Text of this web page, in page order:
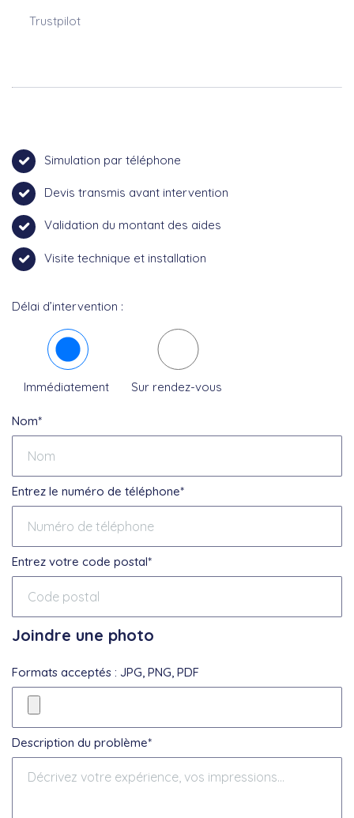
Trustpilot
Simulation par téléphone
Devis transmis avant intervention
Validation du montant des aides
Visite technique et installation
Délai d’intervention :
Immédiatement Sur rendez-vous
Nom*
Entrez le numéro de téléphone*
Entrez votre code postal*
Joindre une photo
Formats acceptés : JPG, PNG, PDF
Description du problème*